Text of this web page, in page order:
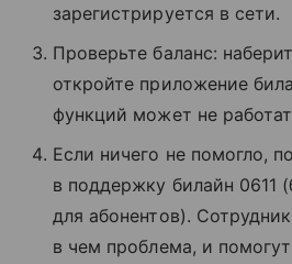
зарегистрируется в сети.
Проверьте баланс:
откройте приложение
функций может не
Если ничего не помогло,
в поддержку билайн 0611
для абонентов).
в чем проблема, и